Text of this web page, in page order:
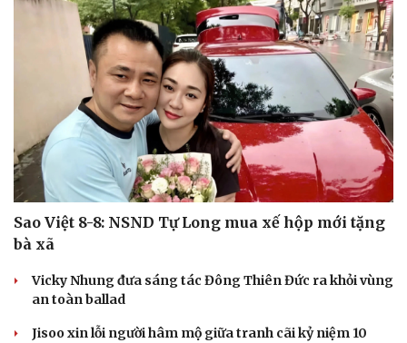
Sao Việt 8-8: NSND Tự Long mua xế hộp mới tặng
bà xã
Vicky Nhung đưa sáng tác Đông Thiên Đức ra khỏi vùng
an toàn ballad
Jisoo xin lỗi người hâm mộ giữa tranh cãi kỷ niệm 10